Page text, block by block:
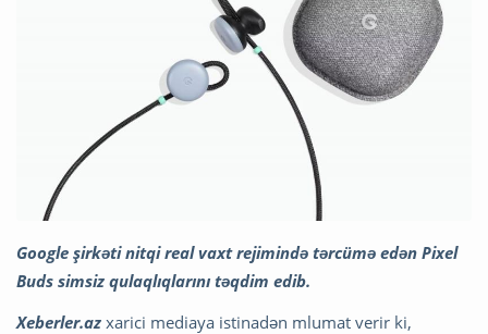
Google şirkəti nitqi real vaxt rejimində tərcümə edən Pixel
Buds simsiz qulaqlıqlarını təqdim edib.
Xeberler.az xarici mediaya istinadən mlumat verir ki,